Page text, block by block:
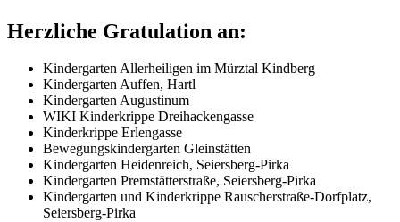
Herzliche Gratulation an:
Kindergarten Allerheiligen im Mürztal Kindberg
Kindergarten Auffen, Hartl
Kindergarten Augustinum
WIKI Kinderkrippe Dreihackengasse
Kinderkrippe Erlengasse
Bewegungskindergarten Gleinstätten
Kindergarten Heidenreich, Seiersberg-Pirka
Kindergarten Premstätterstraße, Seiersberg-Pirka
Kindergarten und Kinderkrippe Rauscherstraße-Dorfplatz,
Seiersberg-Pirka